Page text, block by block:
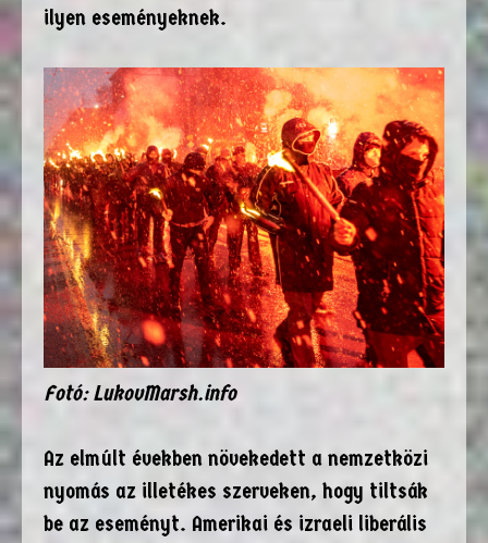
ilyen eseményeknek.
Fotó: LukovMarsh.info
Az elmúlt években növekedett a nemzetközi
nyomás az illetékes szerveken, hogy tiltsák
be az eseményt. Amerikai és izraeli liberális